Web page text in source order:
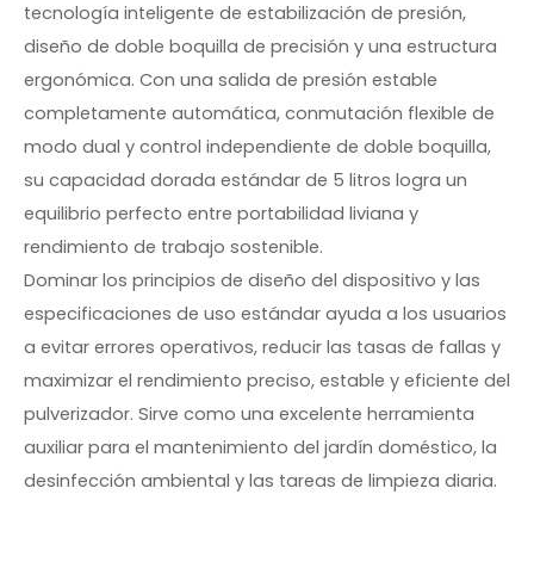
tecnología inteligente de estabilización de presión,
diseño de doble boquilla de precisión y una estructura
ergonómica. Con una salida de presión estable
completamente automática, conmutación flexible de
modo dual y control independiente de doble boquilla,
su capacidad dorada estándar de 5 litros logra un
equilibrio perfecto entre portabilidad liviana y
rendimiento de trabajo sostenible.
Dominar los principios de diseño del dispositivo y las
especificaciones de uso estándar ayuda a los usuarios
a evitar errores operativos, reducir las tasas de fallas y
maximizar el rendimiento preciso, estable y eficiente del
pulverizador. Sirve como una excelente herramienta
auxiliar para el mantenimiento del jardín doméstico, la
desinfección ambiental y las tareas de limpieza diaria.